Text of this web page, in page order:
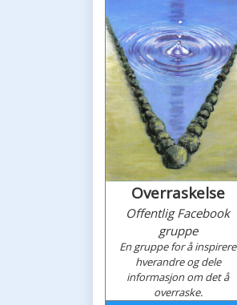
Overraskelse
Offentlig Facebook
gruppe
En gruppe for å inspirere
hverandre og dele
informasjon om det å
overraske.